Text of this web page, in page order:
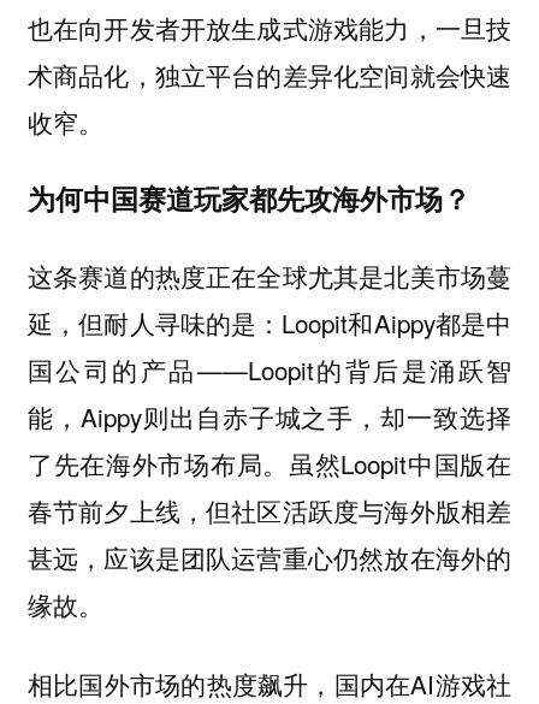
也在向开发者开放生成式游戏能力，一旦技
术商品化，独立平台的差异化空间就会快速
收窄。
为何中国赛道玩家都先攻海外市场？
这条赛道的热度正在全球尤其是北美市场蔓
延，但耐人寻味的是：Loopit和Aippy都是中
国公司的产品——Loopit的背后是涌跃智
能，Aippy则出自赤子城之手，却一致选择
了先在海外市场布局。虽然Loopit中国版在
春节前夕上线，但社区活跃度与海外版相差
甚远，应该是团队运营重心仍然放在海外的
缘故。
相比国外市场的热度飙升，国内在AI游戏社